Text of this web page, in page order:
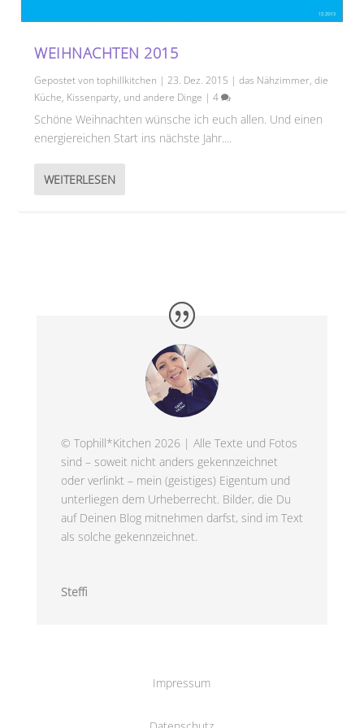
WEIHNACHTEN 2015
Gepostet vontophillkitchen |23. Dez. 2015 |das Nähzimmer,die
Küche, Kissenparty, und andere Dinge |4
Schöne Weihnachten wünsche ich euch allen. Und einen
energiereichen Start ins nächste Jahr....
WEITERLESEN
© Tophill*Kitchen 2026 | Alle Texte und Fotos
sind – soweit nicht anders gekennzeichnet
oder verlinkt – mein (geistiges) Eigentum und
unterliegen dem Urheberrecht. Bilder, die Du
auf Deinen Blog mitnehmen darfst, sind im Text
als solche gekennzeichnet.
Steffi
Impressum